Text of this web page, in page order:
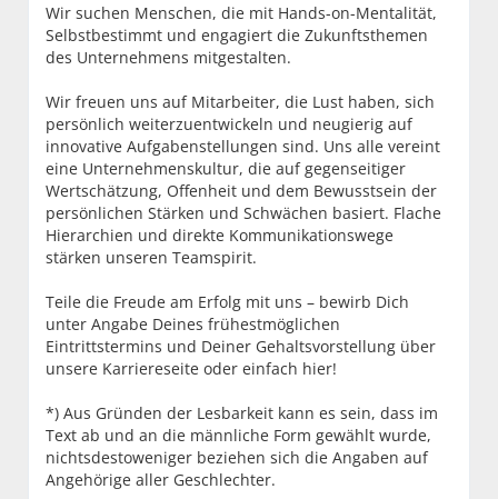
Wir suchen Menschen, die mit Hands-on-Mentalität,
Selbstbestimmt und engagiert die Zukunftsthemen
des Unternehmens mitgestalten.
Wir freuen uns auf Mitarbeiter, die Lust haben, sich
persönlich weiterzuentwickeln und neugierig auf
innovative Aufgabenstellungen sind. Uns alle vereint
eine Unternehmenskultur, die auf gegenseitiger
Wertschätzung, Offenheit und dem Bewusstsein der
persönlichen Stärken und Schwächen basiert. Flache
Hierarchien und direkte Kommunikationswege
stärken unseren Teamspirit.
Teile die Freude am Erfolg mit uns – bewirb Dich
unter Angabe Deines frühestmöglichen
Eintrittstermins und Deiner Gehaltsvorstellung über
unsere Karriereseite oder einfach hier!
*) Aus Gründen der Lesbarkeit kann es sein, dass im
Text ab und an die männliche Form gewählt wurde,
nichtsdestoweniger beziehen sich die Angaben auf
Angehörige aller Geschlechter.